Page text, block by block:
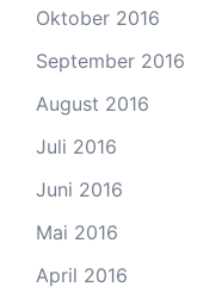
Oktober 2016
September 2016
August 2016
Juli 2016
Juni 2016
Mai 2016
April 2016